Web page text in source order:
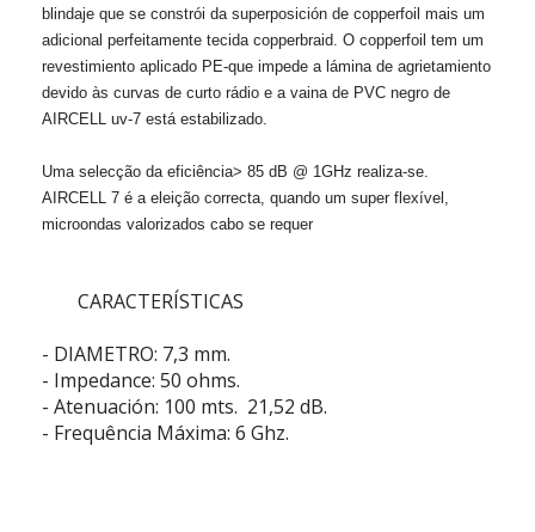
blindaje que se constrói da superposición de copperfoil mais um
adicional perfeitamente tecida copperbraid. O copperfoil tem um
revestimiento aplicado PE-que impede a lámina de agrietamiento
devido às curvas de curto rádio e a vaina de PVC negro de
AIRCELL uv-7 está estabilizado.
Uma selecção da eficiência> 85 dB @ 1GHz realiza-se.
AIRCELL 7 é a eleição correcta, quando um super flexível,
microondas valorizados cabo se requer
CARACTERÍSTICAS
- DIAMETRO: 7,3 mm.
- Impedance: 50 ohms.
- Atenuación: 100 mts. 21,52 dB.
- Frequência Máxima: 6 Ghz.